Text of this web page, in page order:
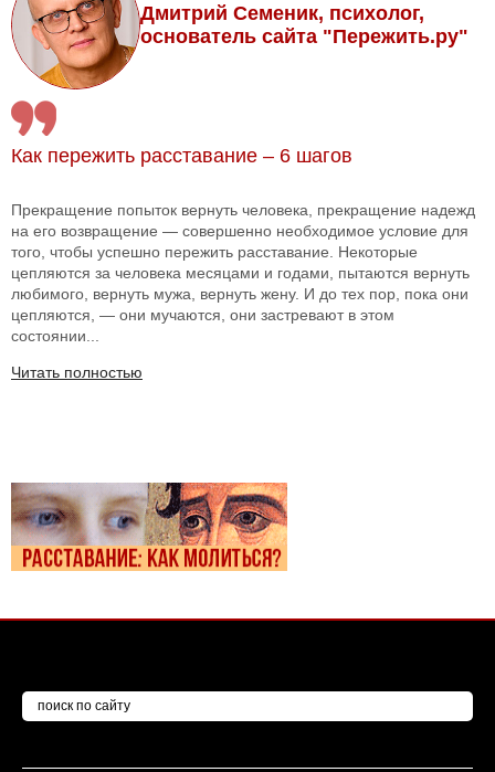
Дмитрий Семеник, психолог,
основатель сайта "Пережить.ру"
Как пережить расставание – 6 шагов
Прекращение попыток вернуть человека, прекращение надежд
на его возвращение — совершенно необходимое условие для
того, чтобы успешно пережить расставание. Некоторые
цепляются за человека месяцами и годами, пытаются вернуть
любимого, вернуть мужа, вернуть жену. И до тех пор, пока они
цепляются, — они мучаются, они застревают в этом
состоянии...
Читать полностью